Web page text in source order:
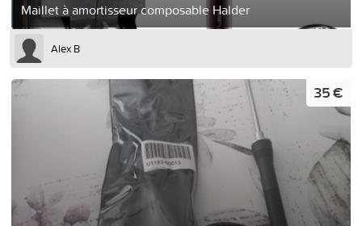
Maillet à amortisseur composable Halder
Alex B
35 €